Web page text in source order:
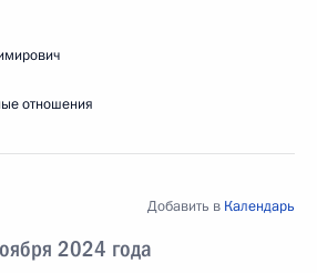
отношения
2024 года
Добавить в Календарь